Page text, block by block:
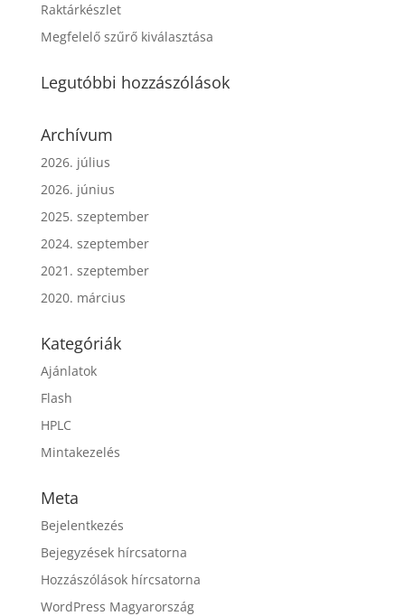
Raktárkészlet
Megfelelő szűrő kiválasztása
Legutóbbi hozzászólások
Archívum
2026. július
2026. június
2025. szeptember
2024. szeptember
2021. szeptember
2020. március
Kategóriák
Ajánlatok
Flash
HPLC
Mintakezelés
Meta
Bejelentkezés
Bejegyzések hírcsatorna
Hozzászólások hírcsatorna
WordPress Magyarország